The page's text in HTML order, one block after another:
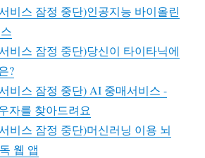
비스 잠정 중단)인공지능 바이올린
비스 잠정 중단)당신이 타이타닉에
?
비스 잠정 중단) AI 중매서비스 -
자를 찾아드려요
비스 잠정 중단)머신러닝 이용 뇌
웹 앱